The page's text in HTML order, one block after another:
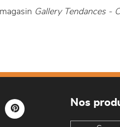
Gallery Tendances -
Nos